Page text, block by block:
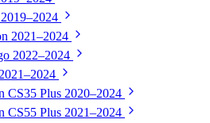
2019–2024
2021–2024
2022–2024
2021–2024
CS35 Plus 2020–2024
CS55 Plus 2021–2024